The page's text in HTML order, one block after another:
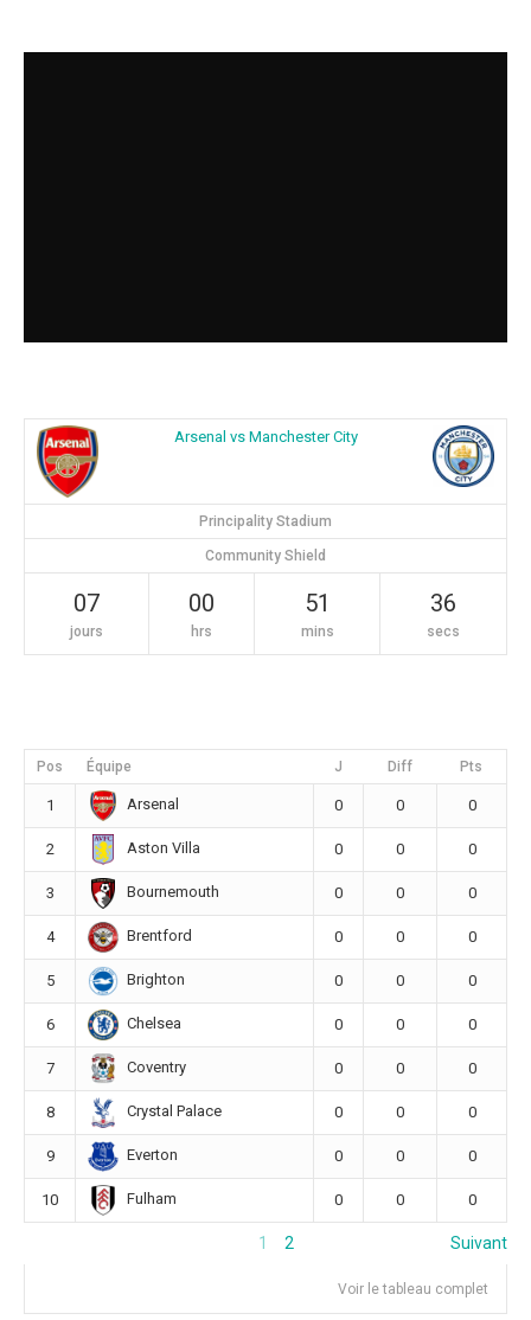
Arsenal vs Manchester City
Principality Stadium
Community Shield
07
jours
00
hrs
51
mins
35
secs
Pos Équipe J Diff Pts
1 Arsenal 0 0 0
2 Aston Villa 0 0 0
3 Bournemouth 0 0 0
4 Brentford 0 0 0
5 Brighton 0 0 0
6 Chelsea 0 0 0
7 Coventry 0 0 0
8 Crystal Palace 0 0 0
9 Everton 0 0 0
10 Fulham 0 0 0
1 2 Suivant
Voir le tableau complet